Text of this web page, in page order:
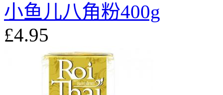
小鱼儿八角粉400g
£4.95